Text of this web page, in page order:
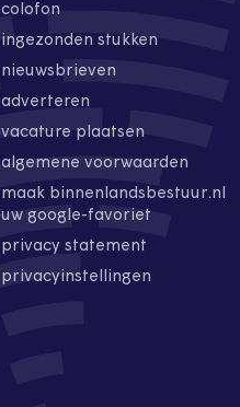
colofon
ingezonden stukken
nieuwsbrieven
adverteren
vacature plaatsen
algemene voorwaarden
maak binnenlandsbestuur.nl
uw google-favoriet
privacy statement
privacyinstellingen